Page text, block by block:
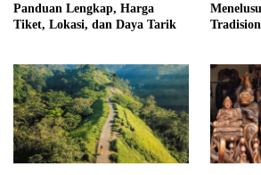
Panduan Lengkap, Harga
Tiket, Lokasi, dan Daya Tarik